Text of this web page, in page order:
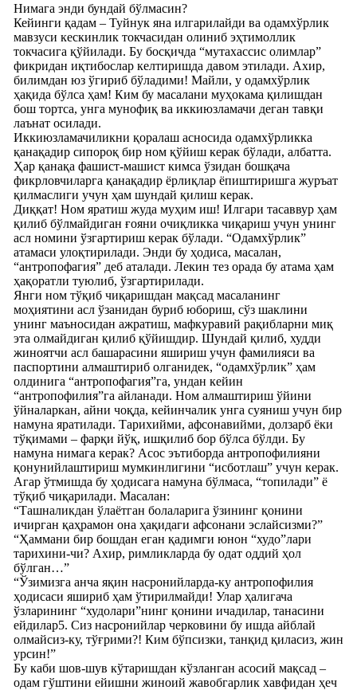
Нимага энди бундай бўлмасин?
Кейинги қадам – Туйнук яна илгарилайди ва одамхўрлик
мавзуси кескинлик токчасидан олиниб эҳтимоллик
токчасига қўйилади. Бу босқичда “мутахассис олимлар”
фикридан иқтибослар келтиришда давом этилади. Ахир,
билимдан юз ўгириб бўладими! Майли, у одамхўрлик
ҳақида бўлса ҳам! Ким бу масалани муҳокама қилишдан
бош тортса, унга мунофиқ ва иккиюзламачи деган тавқи
лаънат осилади.
Иккиюзламачиликни қоралаш асносида одамхўрликка
қанақадир сипороқ бир ном қўйиш керак бўлади, албатта.
Ҳар қанақа фашист-машист кимса ўзидан бошқача
фикрловчиларга қанақадир ёрлиқлар ёпиштиришга журъат
қилмаслиги учун ҳам шундай қилиш керак.
Диққат! Ном яратиш жуда муҳим иш! Илгари тасаввур ҳам
қилиб бўлмайдиган ғояни очиқликка чиқариш учун унинг
асл номини ўзгартириш керак бўлади. “Одамхўрлик”
атамаси улоқтирилади. Энди бу ҳодиса, масалан,
“антропофагия” деб аталади. Лекин тез орада бу атама ҳам
ҳақоратли туюлиб, ўзгартирилади.
Янги ном тўқиб чиқаришдан мақсад масаланинг
моҳиятини асл ўзанидан буриб юбориш, сўз шаклини
унинг маъносидан ажратиш, мафкуравий рақибларни миқ
эта олмайдиган қилиб қўйишдир. Шундай қилиб, худди
жиноятчи асл башарасини яшириш учун фамилияси ва
паспортини алмаштириб олганидек, “одамхўрлик” ҳам
олдинига “антропофагия”га, ундан кейин
“антропофилия”га айланади. Ном алмаштириш ўйини
ўйналаркан, айни чоқда, кейинчалик унга суяниш учун бир
намуна яратилади. Тарихийми, афсонавийми, долзарб ёки
тўқимами – фарқи йўқ, ишқилиб бор бўлса бўлди. Бу
намуна нимага керак? Асос эътиборда антропофилияни
қонунийлаштириш мумкинлигини “исботлаш” учун керак.
Агар ўтмишда бу ҳодисага намуна бўлмаса, “топилади” ё
тўқиб чиқарилади. Масалан:
“Ташналикдан ўлаётган болаларига ўзининг қонини
ичирган қаҳрамон она ҳақидаги афсонани эслайсизми?”
“Ҳаммани бир бошдан еган қадимги юнон “худо”лари
тарихини-чи? Ахир, римликларда бу одат оддий ҳол
бўлган…”
“Ўзимизга анча яқин насронийларда-ку антропофилия
ҳодисаси яшириб ҳам ўтирилмайди! Улар ҳалигача
ўзларининг “худолари”нинг қонини ичадилар, танасини
ейдилар5. Сиз насронийлар черковини бу ишда айблай
олмайсиз-ку, тўғрими?! Ким бўпсизки, танқид қиласиз, жин
урсин!”
Бу каби шов-шув кўтаришдан кўзланган асосий мақсад –
одам гўштини ейишни жиноий жавобгарлик хавфидан ҳеч